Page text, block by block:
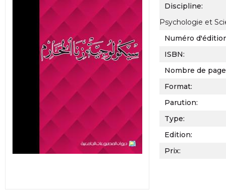
Discipline:
Psychologie et
Numéro
ISBN:
Nombre de
Format:
Parution:
Type:
Edition:
Prix: